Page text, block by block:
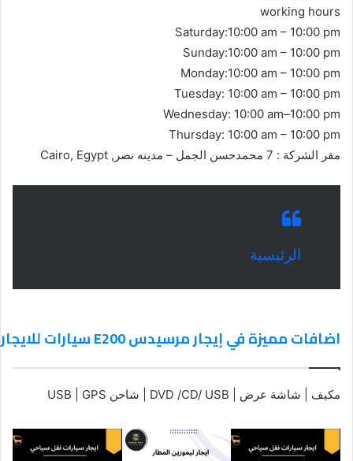
working hours
Saturday:10:00 am – 10:00 pm
Sunday:10:00 am – 10:00 pm
Monday:10:00 am – 10:00 pm
Tuesday: 10:00 am – 10:00 pm
Wednesday: 10:00 am–10:00 pm
Thursday: 10:00 am – 10:00 pm
مقر الشركة : 7 محمدحسن الجمل – مدينه نصر, Cairo, Egypt
الرئيسية
اضافات مميزة في إيجار مرسيدس E200 سيارات للايجار في مدينه نصر
مكيف | شاشة عرض | DVD /CD/ USB | شاحن USB | GPS